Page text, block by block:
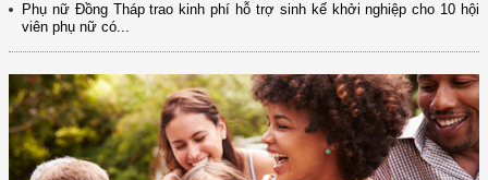
Phụ nữ Đồng Tháp trao kinh phí hỗ trợ sinh kế khởi nghiệp cho 10 hội
viên phụ nữ có...